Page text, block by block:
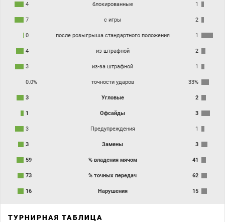
4 блокированные 1
7 с игры 2
0 после розыгрыша стандартного положения 1
4 из штрафной 2
3 из-за штрафной 1
0.0% точности ударов 33%
3 Угловые 2
1 Офсайды 3
3 Предупреждения 1
3 Замены 3
59 % владения мячом 41
73 % точных передач 62
16 Нарушения 15
ТУРНИРНАЯ ТАБЛИЦА